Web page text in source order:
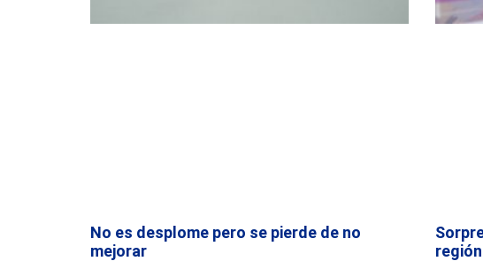
No es desplome pero se pierde de no
mejorar